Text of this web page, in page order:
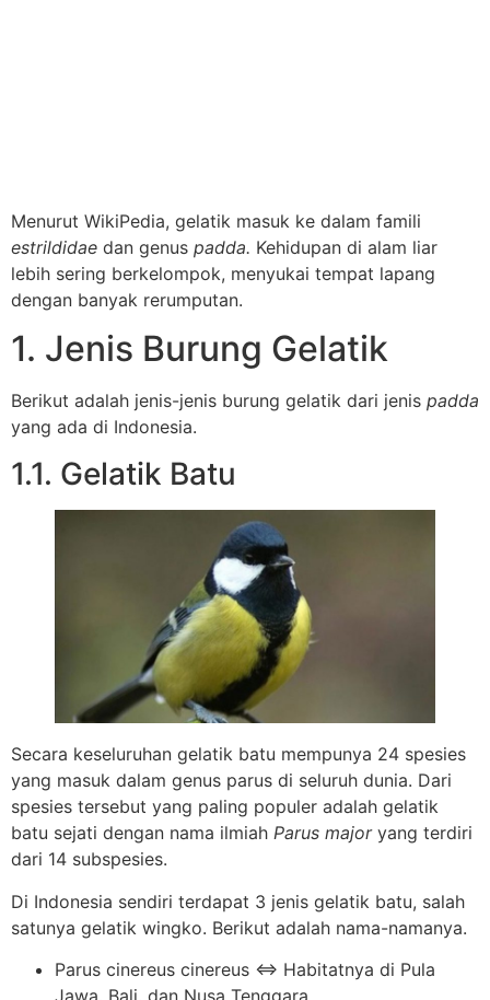
Menurut WikiPedia, gelatik masuk ke dalam famili
estrildidae dan genus padda. Kehidupan di alam liar
lebih sering berkelompok, menyukai tempat lapang
dengan banyak rerumputan.
1. Jenis Burung Gelatik
Berikut adalah jenis-jenis burung gelatik dari jenis padda
yang ada di Indonesia.
1.1. Gelatik Batu
Secara keseluruhan gelatik batu mempunya 24 spesies
yang masuk dalam genus parus di seluruh dunia. Dari
spesies tersebut yang paling populer adalah gelatik
batu sejati dengan nama ilmiah Parus majoryang terdiri
dari 14 subspesies.
Di Indonesia sendiri terdapat 3 jenis gelatik batu, salah
satunya gelatik wingko. Berikut adalah nama-namanya.
Parus cinereus cinereus ⇔ Habitatnya di Pula